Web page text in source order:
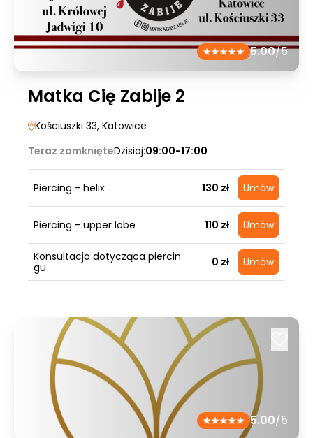
5.00/5
Matka Cię Zabije 2
Kościuszki 33, Katowice
Teraz zamknięteDzisiaj:09:00-17:00
Piercing - helix 130 zł Umów
Piercing - upper lobe 110 zł Umów
Konsultacja dotycząca piercin
gu
0 zł Umów
5.00/5